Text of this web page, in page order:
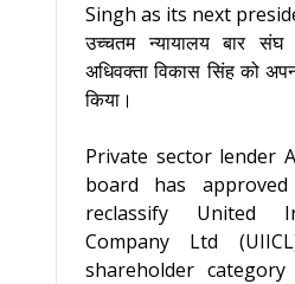
Singh as its next
उच्चतम न्यायालय बार संघ
अधिवक्ता विकास सिंह को
किया।
Private sector lender
board has
reclassify United
Company Ltd
shareholder